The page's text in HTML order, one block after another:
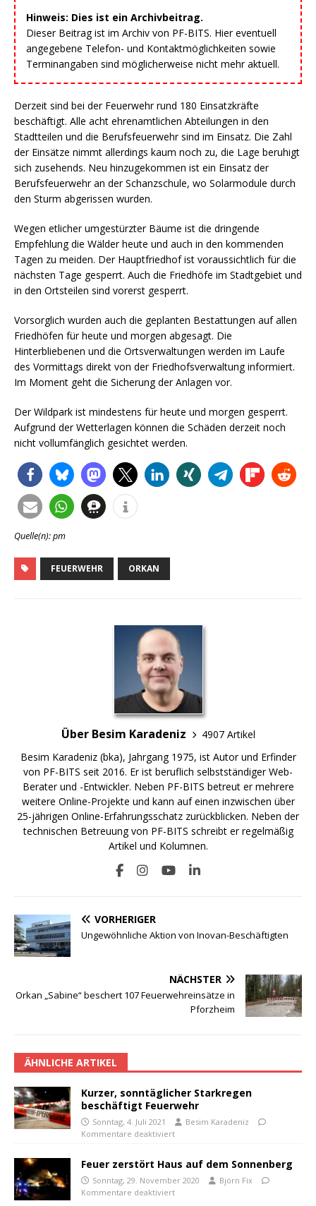
Hinweis: Dies ist ein Archivbeitrag.
Dieser Beitrag ist im Archiv von PF-BITS. Hier eventuell
angegebene Telefon- und Kontaktmöglichkeiten sowie
Terminangaben sind möglicherweise nicht mehr aktuell.
Derzeit sind bei der Feuerwehr rund 180 Einsatzkräfte
beschäftigt. Alle acht ehrenamtlichen Abteilungen in den
Stadtteilen und die Berufsfeuerwehr sind im Einsatz. Die Zahl
der Einsätze nimmt allerdings kaum noch zu, die Lage beruhigt
sich zusehends. Neu hinzugekommen ist ein Einsatz der
Berufsfeuerwehr an der Schanzschule, wo Solarmodule durch
den Sturm abgerissen wurden.
Wegen etlicher umgestürzter Bäume ist die dringende
Empfehlung die Wälder heute und auch in den kommenden
Tagen zu meiden. Der Hauptfriedhof ist voraussichtlich für die
nächsten Tage gesperrt. Auch die Friedhöfe im Stadtgebiet und
in den Ortsteilen sind vorerst gesperrt.
Vorsorglich wurden auch die geplanten Bestattungen auf allen
Friedhöfen für heute und morgen abgesagt. Die
Hinterbliebenen und die Ortsverwaltungen werden im Laufe
des Vormittags direkt von der Friedhofsverwaltung informiert.
Im Moment geht die Sicherung der Anlagen vor.
Der Wildpark ist mindestens für heute und morgen gesperrt.
Aufgrund der Wetterlagen können die Schäden derzeit noch
nicht vollumfänglich gesichtet werden.
Quelle(n): pm
FEUERWEHR ORKAN
Über Besim Karadeniz
4907 Artikel
Besim Karadeniz (bka), Jahrgang 1975, ist Autor und Erfinder
von PF-BITS seit 2016. Er ist beruflich selbstständiger Web-
Berater und -Entwickler. Neben PF-BITS betreut er mehrere
weitere Online-Projekte und kann auf einen inzwischen über
25-jährigen Online-Erfahrungsschatz zurückblicken. Neben der
technischen Betreuung von PF-BITS schreibt er regelmäßig
Artikel und Kolumnen.
VORHERIGER
Ungewöhnliche Aktion von Inovan-Beschäftigten
NÄCHSTER
Orkan „Sabine“ beschert 107 Feuerwehreinsätze in
Pforzheim
ÄHNLICHE ARTIKEL
Kurzer, sonntäglicher Starkregen
beschäftigt Feuerwehr
Sonntag, 4. Juli 2021
Besim Karadeniz
Kommentare deaktiviert
Feuer zerstört Haus auf dem Sonnenberg
Sonntag, 29. November 2020
Björn Fix
Kommentare deaktiviert